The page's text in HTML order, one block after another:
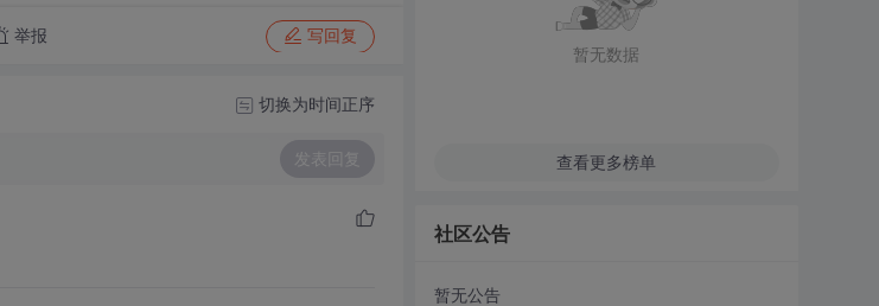
举报 写回复
切换为时间正序
发表回复
暂无数据
查看更多榜单
社区公告
暂无公告